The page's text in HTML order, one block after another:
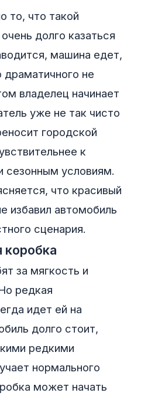
то, что такой
долго казаться
машина едет,
драматичного не
владелец начинает
уже не так чисто
городской
к
сезонным условиям.
что красивый
избавил автомобиль
сценария.
коробка
за мягкость и
редкая
идет ей на
долго стоит,
редкими
нормального
может начать